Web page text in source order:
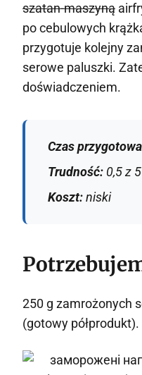
szatan-maszyną
po cebulowych
przygotuje kolejny
serowe paluszki.
doświadczeniem.
Czas
Trudność: 0,5 z 5
Koszt:niski
250 g zamrożonych
(gotowy półprodukt).